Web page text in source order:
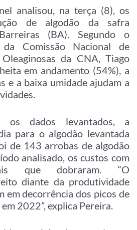
analisou, na terça (8), os
de algodão da safra
(BA). Segundo o
da Comissão Nacional de
da CNA, Tiago
em andamento (54%), a
e a baixa umidade ajudam a
os dados levantados, a
para o algodão levantada
de 143 arrobas de algodão
analisado, os custos com
que dobraram. “O
diante da produtividade
em decorrência dos picos de
2022”, explica Pereira.